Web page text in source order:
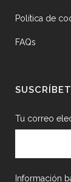
Política de
FAQs
Tu correo
Información